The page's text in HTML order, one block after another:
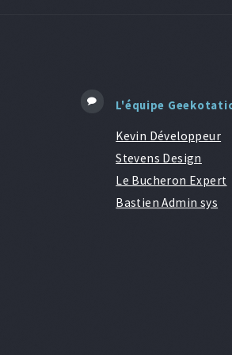
L'équipe
Kevin Développeur
Stevens Design
Le Bucheron Expert
Bastien Admin sys